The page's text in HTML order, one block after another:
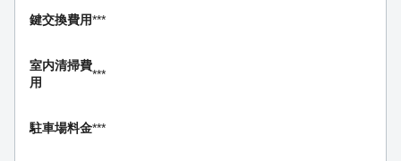
鍵交換費用***
室内清掃費
用
***
駐車場料金***